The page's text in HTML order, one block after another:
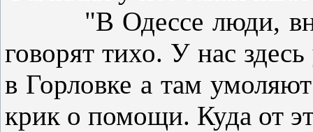
"В Одессе люди, вне
говорят тихо. У нас
в Горловке а там
крик о помощи. Куда от